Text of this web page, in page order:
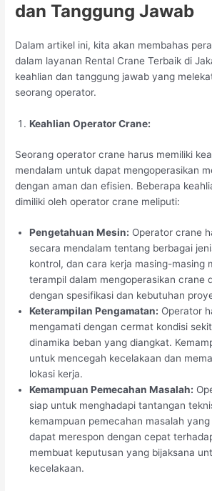
dan Tanggung Jawab
Dalam artikel ini, kita akan membahas
dalam layanan Rental Crane Terbaik di
keahlian dan tanggung jawab yang
seorang operator.
Keahlian Operator Crane:
Seorang operator crane harus memiliki
mendalam untuk dapat mengoperasikan
dengan aman dan efisien. Beberapa
dimiliki oleh operator crane meliputi:
Pengetahuan Mesin: Operator crane
secara mendalam tentang berbagai
kontrol, dan cara kerja masing-masing
terampil dalam mengoperasikan crane
dengan spesifikasi dan kebutuhan
Keterampilan Pengamatan: Operator
mengamati dengan cermat kondisi
dinamika beban yang diangkat.
untuk mencegah kecelakaan dan
lokasi kerja.
Kemampuan Pemecahan Masalah:
siap untuk menghadapi tantangan
kemampuan pemecahan masalah
dapat merespon dengan cepat
membuat keputusan yang bijaksana
kecelakaan.